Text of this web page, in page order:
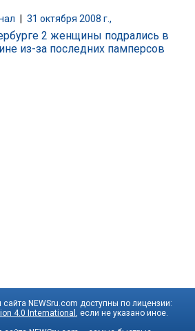
31 октября 2008 г.,
2 женщины подрались в
из-за последних памперсов
NEWSru.com доступны по лицензии:
4.0 International , если не указано иное.